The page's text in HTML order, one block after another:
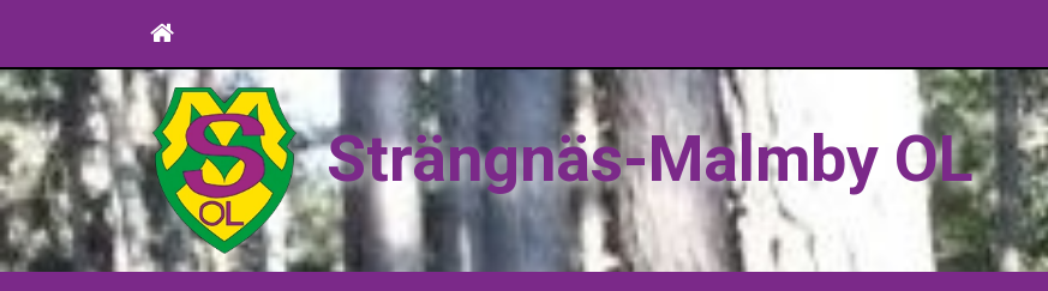
Strängnäs-Malmby OL